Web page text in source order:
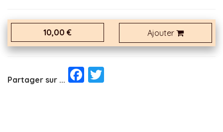
10,00 € Ajouter
Partager sur ...
Facebook